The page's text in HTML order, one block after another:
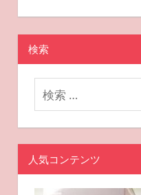
ー
シ
ョ
ン
2025-07-22
miyu
おすすめスキンケア
検索
人気コンテンツ